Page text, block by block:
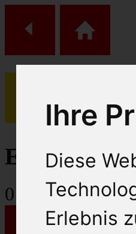
Ihre
Diese
Erlebnis
(0)
Einkaufs
0 Artikel